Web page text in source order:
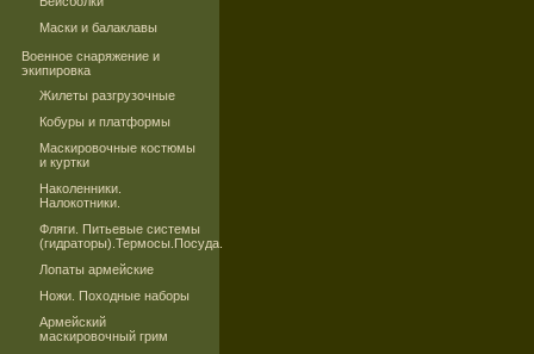
Маски и балаклавы
Военное снаряжение и
экипировка
Жилеты разгрузочные
Кобуры и платформы
Маскировочные костюмы
и куртки
Наколенники.
Налокотники.
Фляги. Питьевые системы
(гидраторы).Термосы.Посуда.
Лопаты армейские
Ножи. Походные наборы
Армейский
маскировочный грим